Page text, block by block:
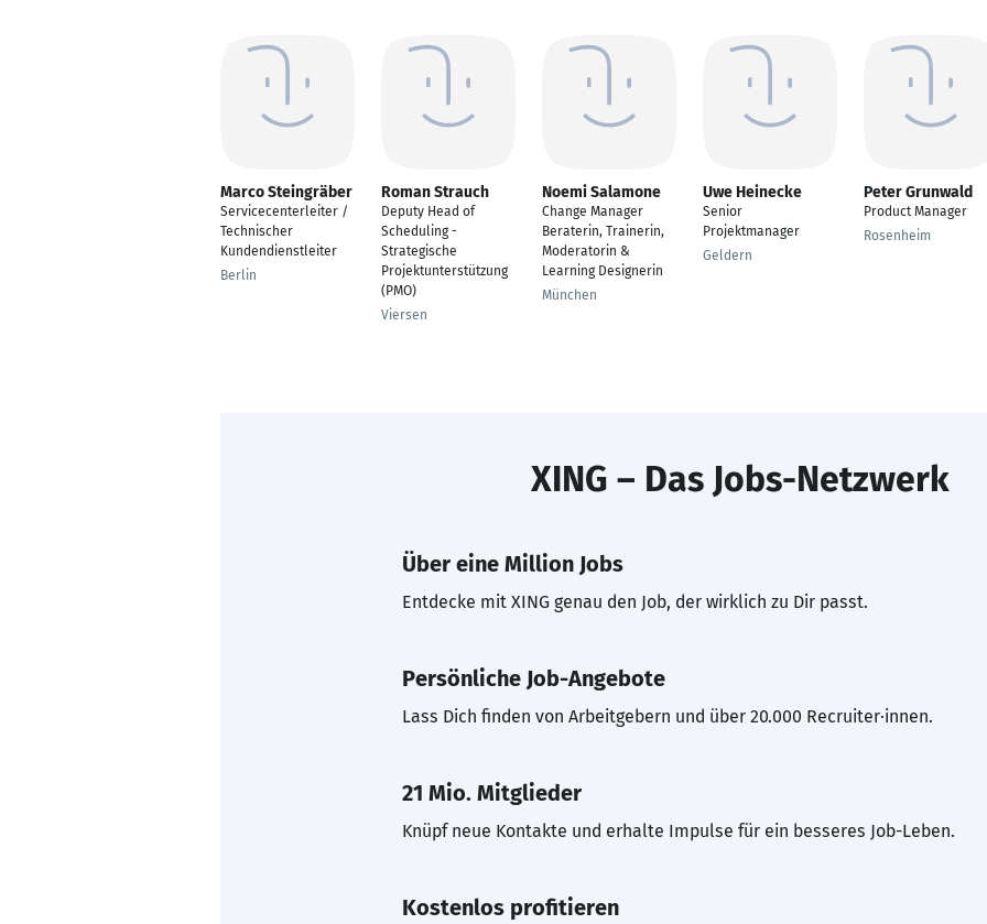
Marco Steingräber
Servicecenterleiter /
Technischer
Kundendienstleiter
Berlin
Roman Strauch
Deputy Head of
Scheduling -
Strategische
Projektunterstützung
(PMO)
Viersen
Noemi Salamone
Change Manager
Beraterin, Trainerin,
Moderatorin &
Learning Designerin
München
Uwe Heinecke
Senior
Projektmanager
Geldern
Peter Grunwald
Product Manager
Rosenheim
XING – Das Jobs-Netzwerk
Über eine Million Jobs
Entdecke mit XING genau den Job, der wirklich zu Dir passt.
Persönliche Job-Angebote
Lass Dich finden von Arbeitgebern und über 20.000 Recruiter·innen.
21 Mio. Mitglieder
Knüpf neue Kontakte und erhalte Impulse für ein besseres Job-Leben.
Kostenlos profitieren